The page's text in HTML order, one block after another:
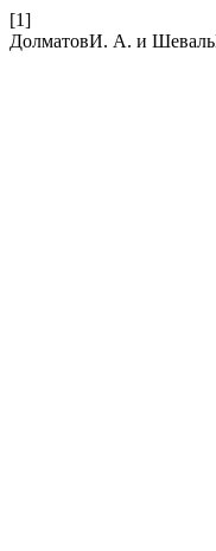
[1]
ДолматовИ. А. и